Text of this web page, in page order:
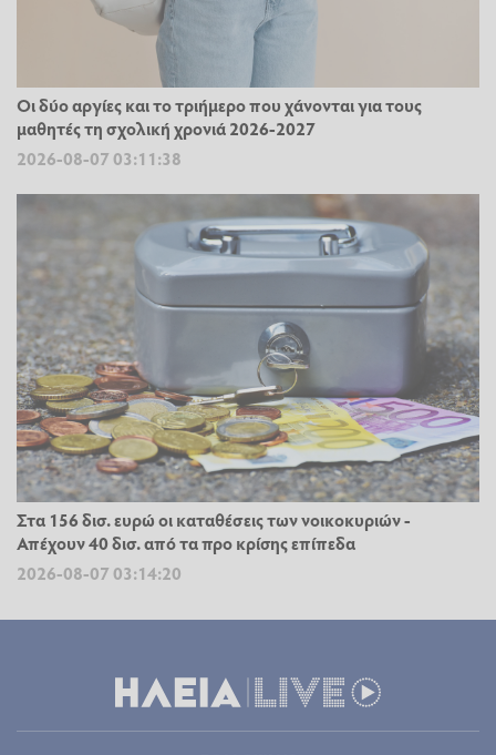
Οι δύο αργίες και το τριήμερο που χάνονται για τους
μαθητές τη σχολική χρονιά 2026-2027
2026-08-07 03:11:38
Στα 156 δισ. ευρώ οι καταθέσεις των νοικοκυριών -
Απέχουν 40 δισ. από τα προ κρίσης επίπεδα
2026-08-07 03:14:20